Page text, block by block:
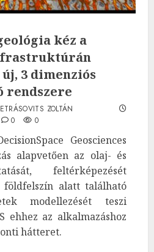
kéz a
3 dimenziós
rendszere
ZOLTÁN
0 0
Geosciences
alapvetően az olaj- és
feltérképezését
földfelszín alatt található
modellezését teszi
ehhez az alkalmazáshoz
hátteret.